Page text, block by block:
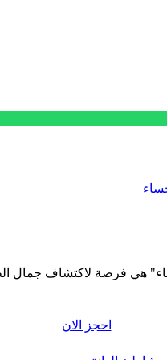
هي فرصة لاكتشاف جمال
احجز الان